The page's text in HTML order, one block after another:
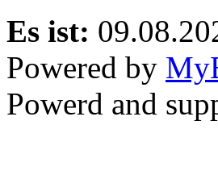
Es ist:
Powered by
Powerd and